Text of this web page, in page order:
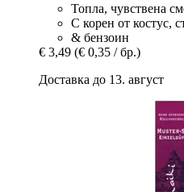
Топла, чувствена
С корен от костус,
& бензоин
€ 3,49 (€ 0,35 / бр.)
Доставка до 13. август